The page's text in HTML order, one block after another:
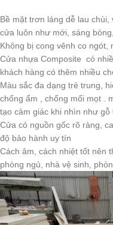
Bề mặt trơn láng dễ lau
cửa luôn như mới, sáng
Không bị cong vênh co ngót,
Cửa nhựa Composite có
khách hàng có thêm nhiều
Màu sắc đa dạng trẻ trung,
chống ẩm , chống mối mọt .
tạo cảm giác khi nhìn như gỗ
Cửa có nguồn gốc rõ ràng,
độ bảo hành uy tín
Cách âm, cách nhiệt tốt nên
phòng ngủ, nhà vệ sinh,